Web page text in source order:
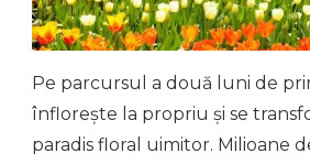
Pe parcursul a două luni de
înflorește la propriu și se
paradis floral uimitor. Milioane